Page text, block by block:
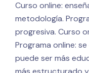
Curso online:
metodología.
progresiva. Curso
Programa online:
puede ser más